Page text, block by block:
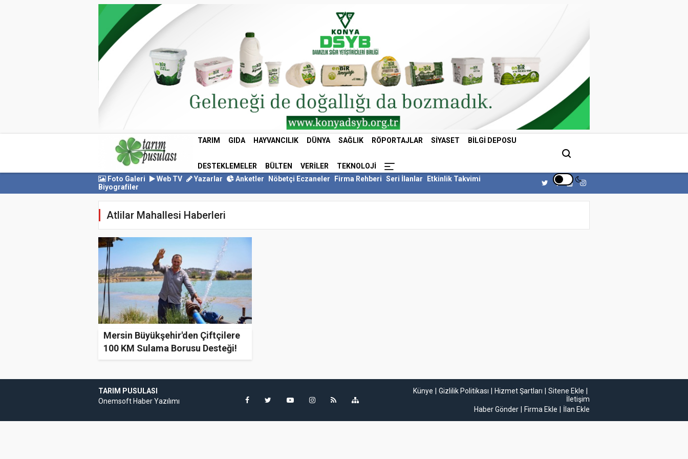
TARIM GIDA HAYVANCILIK DÜNYA SAĞLIK RÖPORTAJLAR SIYASET BILGI DEPOSU
DESTEKLEMELER BÜLTEN VERILER
TEKNOLOJI
Foto Galeri
Web TV Yazarlar Anketler Nöbetçi Eczaneler Firma Rehberi Seri İlanlar
Etkinlik Takvimi
Biyografiler
Atlilar Mahallesi Haberleri
Mersin Büyükşehir'den Çiftçilere
100 KM Sulama Borusu Desteği!
TARIM PUSULASI
OnemsoftHaber Yazılımı
Künye Gizlilik Politikası Hizmet Şartları
Sitene Ekle
İletişim
Haber Gönder
Firma Ekle İlan Ekle